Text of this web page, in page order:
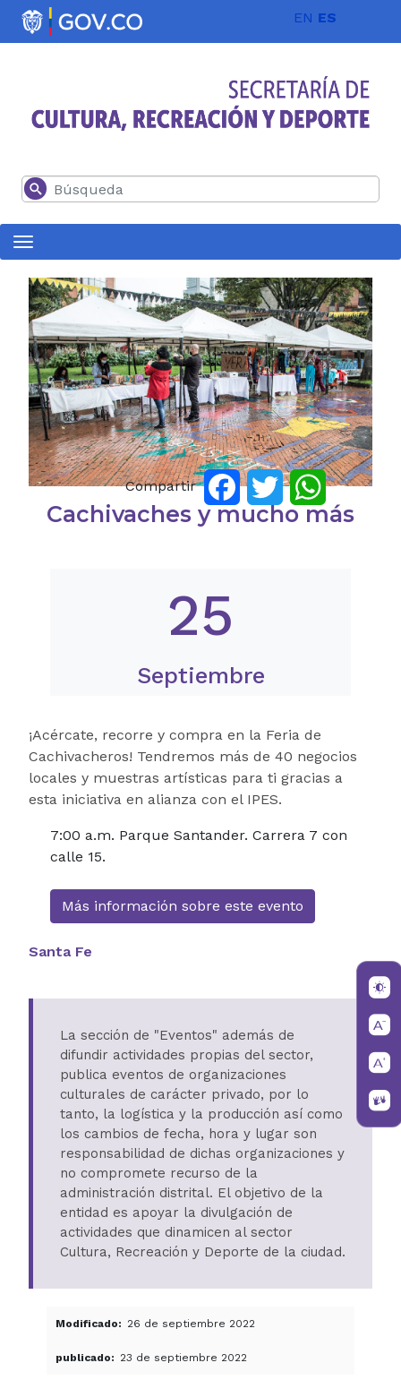
Pasar al contenido principal EN ES
Buscar
Compartir FacebookTwitterWhatsApp
Cachivaches y mucho más
25
Septiembre
¡Acércate, recorre y compra en la Feria de
Cachivacheros! Tendremos más de 40 negocios
locales y muestras artísticas para ti gracias a
esta iniciativa en alianza con el IPES.
7:00 a.m. Parque Santander. Carrera 7 con
calle 15.
Más información sobre este evento
Santa Fe
La sección de "Eventos" además de
difundir actividades propias del sector,
publica eventos de organizaciones
culturales de carácter privado, por lo
tanto, la logística y la producción así como
los cambios de fecha, hora y lugar son
responsabilidad de dichas organizaciones y
no compromete recurso de la
administración distrital. El objetivo de la
entidad es apoyar la divulgación de
actividades que dinamicen al sector
Cultura, Recreación y Deporte de la ciudad.
Modificado 26 de septiembre 2022
publicado 23 de septiembre 2022